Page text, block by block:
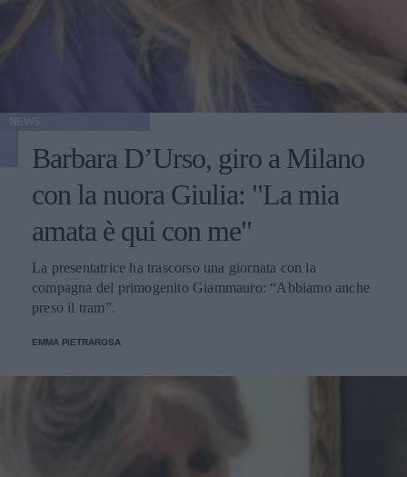
Barbara D’Urso, giro a Milano
con la nuora Giulia: "La mia
amata è qui con me"
La presentatrice ha trascorso una giornata con la
compagna del primogenito Giammauro: “Abbiamo anche
preso il tram”.
EMMA PIETRAROSA